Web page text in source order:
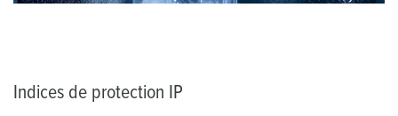
Indices de protection IP